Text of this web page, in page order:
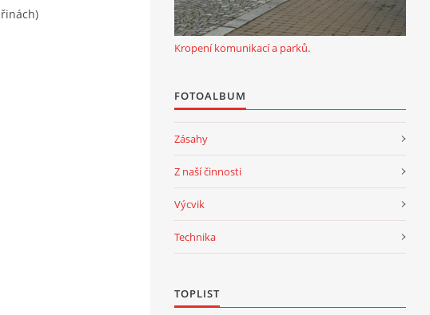
Kropení komunikací a parků.
FOTOALBUM
Zásahy
Z naší činnosti
Výcvik
Technika
TOPLIST